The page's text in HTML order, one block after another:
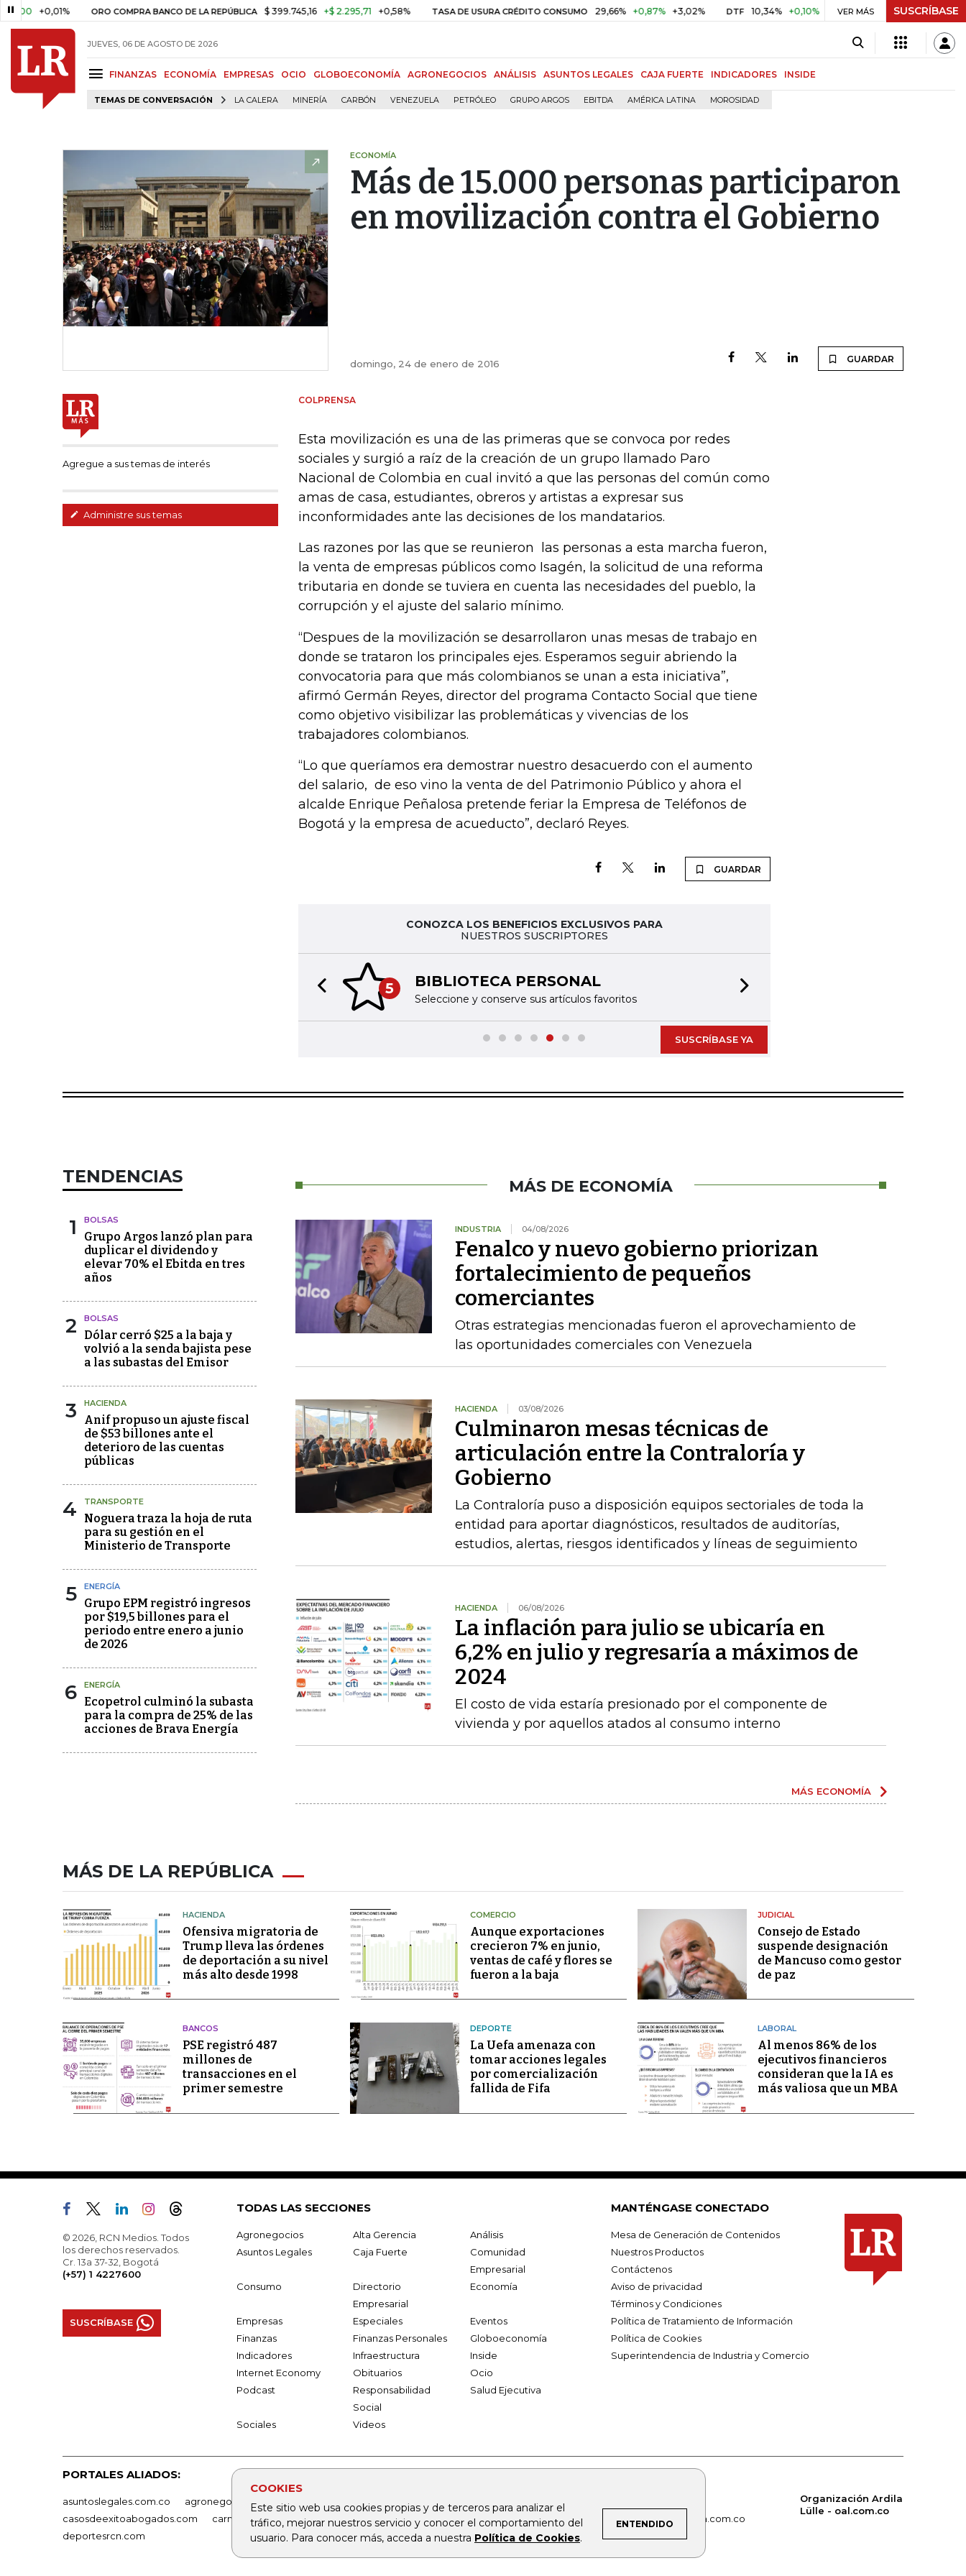
+0,01% ORO COMPRA BANCO DE LA REPÚBLICA $ 399.745,16 +$ 2.295,71 +0,58% TASA DE USURA CRÉDITO CONSUMO 29,66% +0,87% +3,02% DTF 10,34% +0,10% +0,98% UVR $ 416,86 +$ 0,05
VER MÁS SUSCRÍBASE
JUEVES, 06 DE AGOSTO DE 2026
FINANZAS ECONOMÍA EMPRESAS OCIO GLOBOECONOMÍA AGRONEGOCIOS ANÁLISIS ASUNTOS LEGALES CAJA FUERTE INDICADORES INSIDE
TEMAS DE CONVERSACIÓN LA CALERA MINERÍA CARBÓN VENEZUELA PETRÓLEO GRUPO ARGOS EBITDA AMÉRICA LATINA MOROSIDAD
COOKIES
Este sitio web usa cookies propias y de terceros para analizar el
tráfico, mejorar nuestros servicio y conocer el comportamiento del
usuario. Para conocer más, acceda a nuestra Política de Cookies.
ENTENDIDO
ECONOMÍA
Más de 15.000 personas participaron
en movilización contra el Gobierno
domingo, 24 de enero de 2016 GUARDAR
Agregue a sus temas de interés
Administre sus temas
COLPRENSA
Esta movilización es una de las primeras que se convoca por redes
sociales y surgió a raíz de la creación de un grupo llamado Paro
Nacional de Colombia en cual invitó a que las personas del común como
amas de casa, estudiantes, obreros y artistas a expresar sus
inconformidades ante las decisiones de los mandatarios.
Las razones por las que se reunieron las personas a esta marcha fueron,
la venta de empresas públicos como Isagén, la solicitud de una reforma
tributaria en donde se tuviera en cuenta las necesidades del pueblo, la
corrupción y el ajuste del salario mínimo.
“Despues de la movilización se desarrollaron unas mesas de trabajo en
donde se trataron los principales ejes. Esperamos seguir abriendo la
convocatoria para que más colombianos se unan a esta iniciativa”,
afirmó Germán Reyes, director del programa Contacto Social que tiene
como objetivo visibilizar las problemáticas y vivencias de los
trabajadores colombianos.
“Lo que queríamos era demostrar nuestro desacuerdo con el aumento
del salario, de eso vino la venta de del Patrimonio Público y ahora el
alcalde Enrique Peñalosa pretende feriar la Empresa de Teléfonos de
Bogotá y la empresa de acueducto”, declaró Reyes.
GUARDAR
CONOZCA LOS BENEFICIOS EXCLUSIVOS PARA
NUESTROS SUSCRIPTORES
5 BIBLIOTECA PERSONAL
Seleccione y conserve sus artículos favoritos
Previous slide
SUSCRÍBASE YA
TENDENCIAS
1 BOLSAS
Grupo Argos lanzó plan para
duplicar el dividendo y
elevar 70% el Ebitda en tres
años
2 BOLSAS
Dólar cerró $25 a la baja y
volvió a la senda bajista pese
a las subastas del Emisor
3 HACIENDA
Anif propuso un ajuste fiscal
de $53 billones ante el
deterioro de las cuentas
públicas
4 TRANSPORTE
Noguera traza la hoja de ruta
para su gestión en el
Ministerio de Transporte
5 ENERGÍA
Grupo EPM registró ingresos
por $19,5 billones para el
periodo entre enero a junio
de 2026
6 ENERGÍA
Ecopetrol culminó la subasta
para la compra de 25% de las
acciones de Brava Energía
MÁS DE ECONOMÍA
INDUSTRIA 04/08/2026
Fenalco y nuevo gobierno priorizan
fortalecimiento de pequeños
comerciantes
Otras estrategias mencionadas fueron el aprovechamiento de
las oportunidades comerciales con Venezuela
HACIENDA 03/08/2026
Culminaron mesas técnicas de
articulación entre la Contraloría y
Gobierno
La Contraloría puso a disposición equipos sectoriales de toda la
entidad para aportar diagnósticos, resultados de auditorías,
estudios, alertas, riesgos identificados y líneas de seguimiento
HACIENDA 06/08/2026
La inflación para julio se ubicaría en
6,2% en julio y regresaría a máximos de
2024
El costo de vida estaría presionado por el componente de
vivienda y por aquellos atados al consumo interno
MÁS ECONOMÍA
MÁS DE LA REPÚBLICA
HACIENDA
Ofensiva migratoria de
Trump lleva las órdenes
de deportación a su nivel
más alto desde 1998
COMERCIO
Aunque exportaciones
crecieron 7% en junio,
ventas de café y flores se
fueron a la baja
JUDICIAL
Consejo de Estado
suspende designación
de Mancuso como gestor
de paz
BANCOS
PSE registró 487
millones de
transacciones en el
primer semestre
DEPORTE
La Uefa amenaza con
tomar acciones legales
por comercialización
fallida de Fifa
LABORAL
Al menos 86% de los
ejecutivos financieros
consideran que la IA es
más valiosa que un MBA
© 2026, RCN Medios. Todos
los derechos reservados.
Cr. 13a 37-32, Bogotá
(+57) 1 4227600
SUSCRÍBASE
TODAS LAS SECCIONES
Agronegocios Alta Gerencia
Análisis
Asuntos Legales
Caja Fuerte
Comunidad
Empresarial
Consumo
Directorio
Empresarial
Economía
Empresas Especiales
Eventos
Finanzas
Finanzas Personales
Globoeconomía
Indicadores
Infraestructura
Inside
Internet Economy
Obituarios
Ocio
Podcast
Responsabilidad
Social
Salud Ejecutiva
Sociales Videos
MANTÉNGASE CONECTADO
Mesa de Generación de Contenidos
Nuestros Productos
Contáctenos
Aviso de privacidad
Términos y Condiciones
Política de Tratamiento de Información
Política de Cookies
Superintendencia de Industria y Comercio
PORTALES ALIADOS:
asuntoslegales.com.co agronegocios.co empresas.larepublica.co firmasdeabogados.com
bolsaencolombia.com
casosdeexitoabogados.com
carnavalindustriacultural.com canalrcn.com rcnradio.com noticiasrcn.com lafm.com.co
alerta.com.co
deportesrcn.com
Organización Ardila
Lülle - oal.com.co